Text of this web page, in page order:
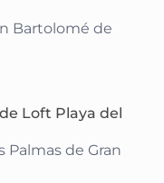
Bartolomé de
Loft Playa del
Palmas de Gran